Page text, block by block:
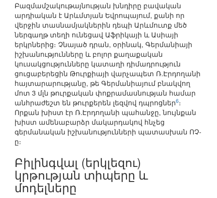
Բազմամշակութայնության խնդիրը բավական
արդիական է Արևմտյան Եվրոպայում, քանի որ
վերջին տասնամյակներին դեպի Արևմուտք մեծ
ներգաղթ տեղի ունեցավ Աֆրիկայի և Ասիայի
երկրներից։ Չնայած դրան, օրինակ, Գերմանիայի
իշխանությունները և բոլոր քաղաքական
կուսակցությունները կատաղի դիմադրություն
ցուցաբերեցին Թուրքիայի վարչապետ Ռ.Էրդողանի
հայտարարությանը, թե Գերմանիայում բնակվող
մոտ 3 մլն թուրքական փոքրամասնության համար
անհրաժեշտ են թուրքերեն լեզվով դպրոցներ6։
Որքան խիստ էր Ռ.Էրդողանի պահանջը, նույնքան
խիստ ամենաբարձր մակարդակով հնչեց
գերմանական իշխանությունների պատասխան ՈՉ-
ը։
Բիլինգվալ (երկլեզու)
կրթության տիպերը և
մոդելները